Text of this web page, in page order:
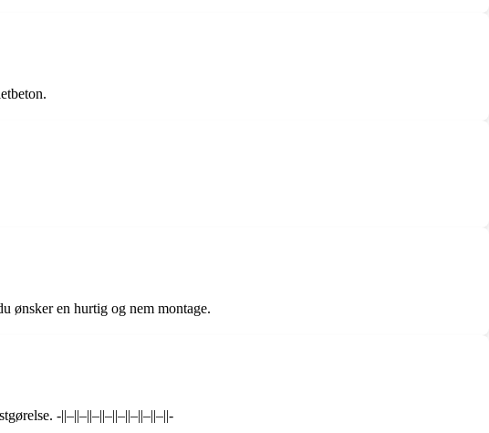
ønsker en hurtig og nem montage.
-||–||–||–||–||–||–||–||–||-